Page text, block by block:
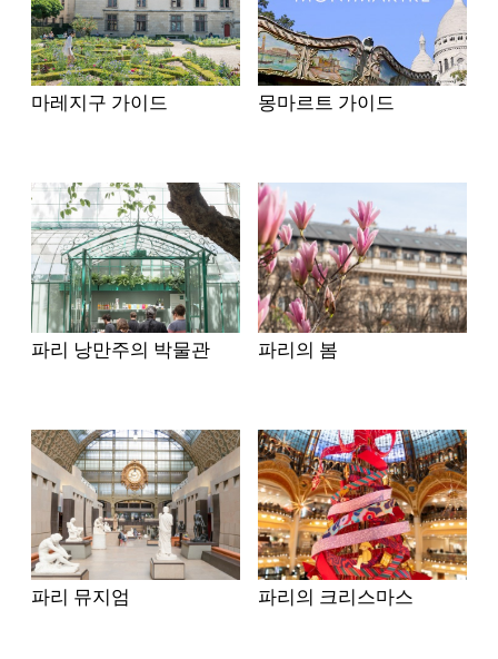
마레지구 가이드 몽마르트 가이드
파리 낭만주의 박물관 파리의 봄
파리 뮤지엄 파리의 크리스마스